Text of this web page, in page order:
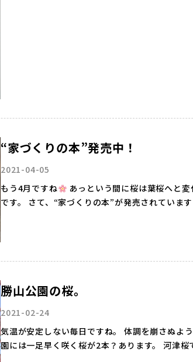
“家づくりの本”発売中！
2021-04-05
もう4月ですね
あっという間に桜は葉桜へと
です。 さて、“家づくりの本”が発売されています！ 年に4回、入居が済んだお客様にお願いをして
勝山公園の桜。
2021-02-24
気温が安定しない毎日ですね。 体調を崩さぬよう気を付けましょう
園には一足早く咲く桜が2本？あります。 河津桜